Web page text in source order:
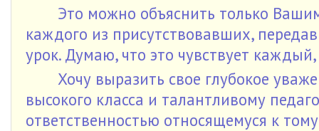
Это можно объяснить только
каждого из присутствовавших,
урок. Думаю, что это чувствует
Хочу выразить свое глубокое
высокого класса и талантливому
ответственностью относящемуся к